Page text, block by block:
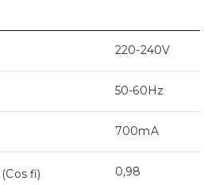
220-240V
50-60Hz
700mA
fi) 0,98